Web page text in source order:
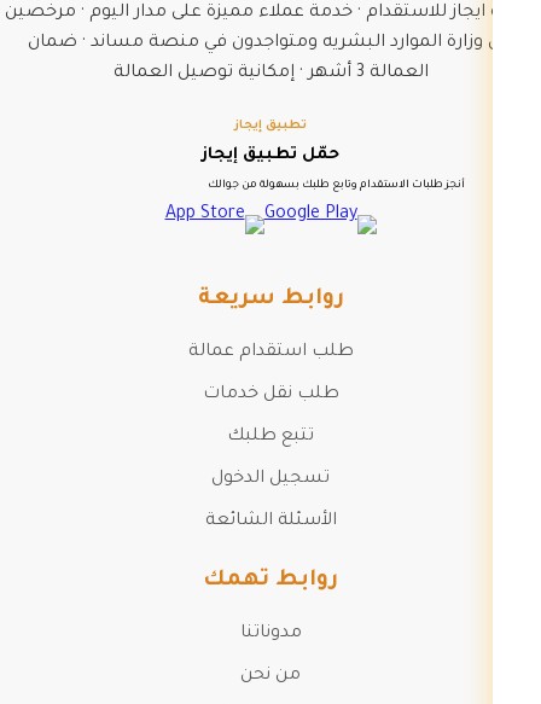
شركة ايجاز للاستقدام · خدمة عملاء مميزة على مدار اليوم · مرخصين
من وزارة الموارد البشريه ومتواجدون في منصة مساند · ضمان
العمالة 3 أشهر · إمكانية توصيل العمالة
تطبيق إيجاز
حمّل تطبيق إيجاز
أنجز طلبات الاستقدام وتابع طلبك بسهولة من جوالك
روابط سريعة
طلب استقدام عمالة
طلب نقل خدمات
تتبع طلبك
تسجيل الدخول
الأسئلة الشائعة
روابط تهمك
مدوناتنا
من نحن